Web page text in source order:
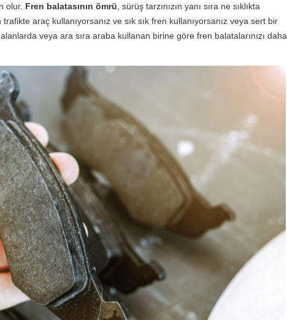
olur. Fren balatasının ömrü , sürüş tarzınızın yanı sıra ne sıklıkta
araç kullanıyorsanız ve sık sık fren kullanıyorsanız veya sert bir
veya ara sıra araba kullanan birine göre fren balatalarınızı daha